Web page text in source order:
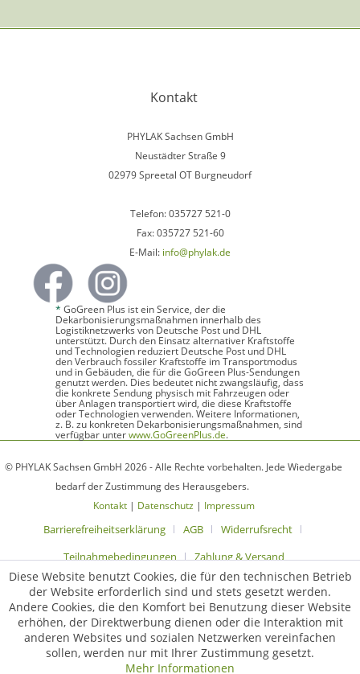
Kontakt
PHYLAK Sachsen GmbH
Neustädter Straße 9
02979 Spreetal OT Burgneudorf
Telefon: 035727 521-0
Fax: 035727 521-60
E-Mail: info@phylak.de
* GoGreen Plus ist ein Service, der die
Dekarbonisierungsmaßnahmen innerhalb des
Logistiknetzwerks von Deutsche Post und DHL
unterstützt. Durch den Einsatz alternativer Kraftstoffe
und Technologien reduziert Deutsche Post und DHL
den Verbrauch fossiler Kraftstoffe im Transportmodus
und in Gebäuden, die für die GoGreen Plus-Sendungen
genutzt werden. Dies bedeutet nicht zwangsläufig, dass
die konkrete Sendung physisch mit Fahrzeugen oder
über Anlagen transportiert wird, die diese Kraftstoffe
oder Technologien verwenden. Weitere Informationen,
z. B. zu konkreten Dekarbonisierungsmaßnahmen, sind
verfügbar unterwww.GoGreenPlus.de.
© PHYLAK Sachsen GmbH 2026 - Alle Rechte vorbehalten. Jede Wiedergabe
bedarf der Zustimmung des Herausgebers.
Kontakt| Datenschutz| Impressum
Barrierefreiheitserklärung AGB
Widerrufsrecht
Teilnahmebedingungen
Zahlung & Versand
Diese Website benutzt Cookies, die für den technischen Betrieb
der Website erforderlich sind und stets gesetzt werden.
Andere Cookies, die den Komfort bei Benutzung dieser Website
erhöhen, der Direktwerbung dienen oder die Interaktion mit
anderen Websites und sozialen Netzwerken vereinfachen
sollen, werden nur mit Ihrer Zustimmung gesetzt.
Mehr Informationen